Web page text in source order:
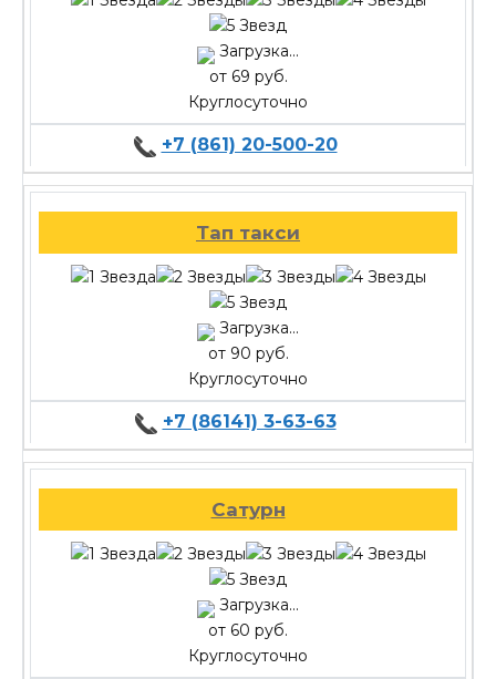
Загрузка...
от 69 руб.
Круглосуточно
+7 (861) 20-500-20
Тап такси
Загрузка...
от 90 руб.
Круглосуточно
+7 (86141) 3-63-63
Сатурн
Загрузка...
от 60 руб.
Круглосуточно